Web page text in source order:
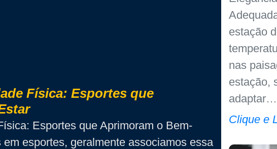
Física: Esportes que
Esportes que Aprimoram o Bem-
esportes, geralmente associamos essa
estação
nas
estação,
adaptar…
Clique e